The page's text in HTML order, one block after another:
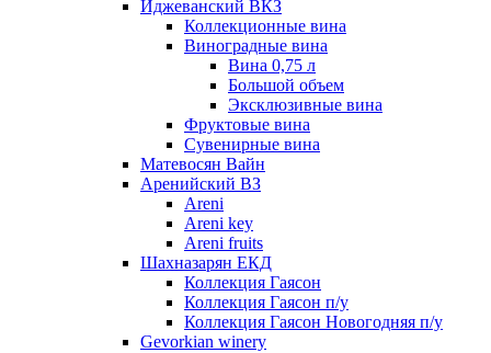
Иджеванский ВКЗ
Коллекционные вина
Виноградные вина
Вина 0,75 л
Большой объем
Эксклюзивные вина
Фруктовые вина
Cувенирные вина
Матевосян Вайн
Аренийский ВЗ
Areni
Areni key
Areni fruits
Шахназарян ЕКД
Коллекция Гаясон
Коллекция Гаясон п/у
Коллекция Гаясон Новогодняя п/у
Gevorkian winery